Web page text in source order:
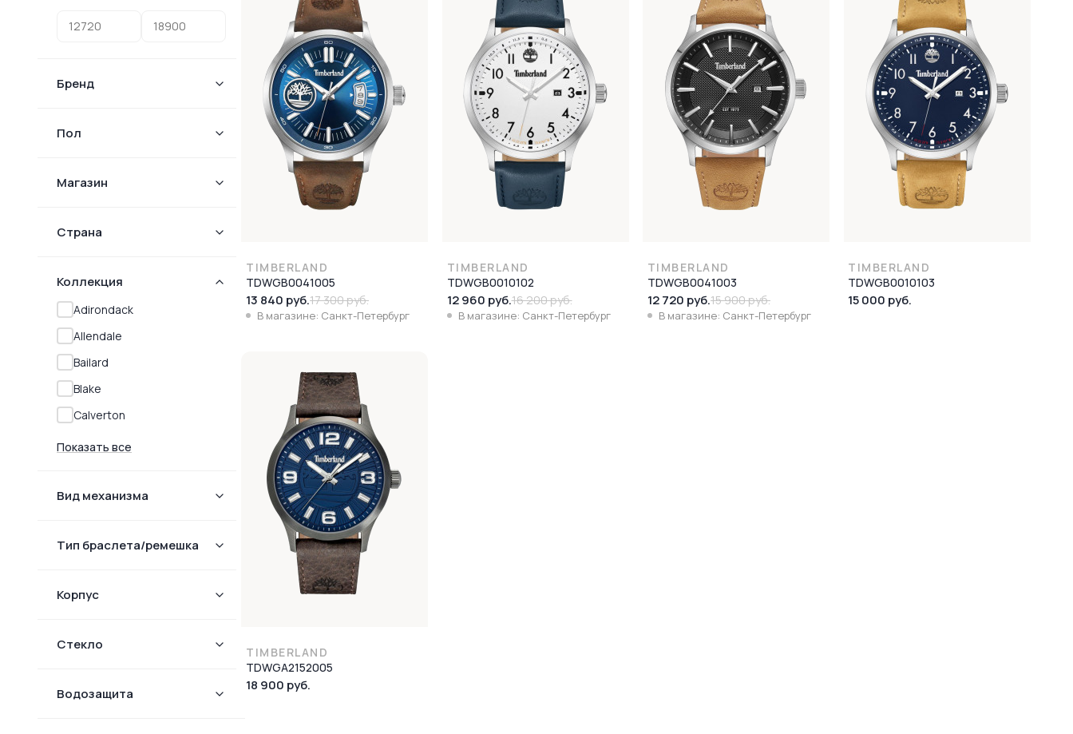
Бренд
Пол
Магазин
Страна
Коллекция
Adirondack
Allendale
Bailard
Blake
Calverton
Показать все
Вид механизма
Тип браслета/ремешка
Корпус
Стекло
Водозащита
TIMBERLAND
TDWGB0041005
13 840 руб.17 300 руб.
В магазине: Санкт-Петербург
TIMBERLAND
TDWGB0010102
12 960 руб.16 200 руб.
В магазине: Санкт-Петербург
TIMBERLAND
TDWGB0041003
12 720 руб.15 900 руб.
В магазине: Санкт-Петербург
TIMBERLAND
TDWGB0010103
15 000 руб.
TIMBERLAND
TDWGA2152005
18 900 руб.